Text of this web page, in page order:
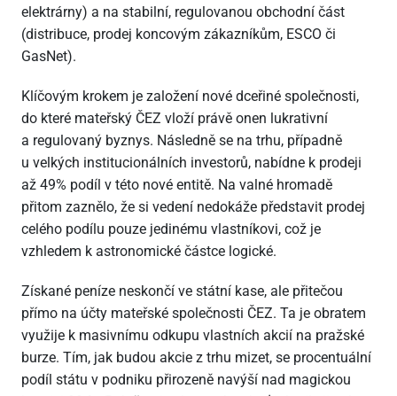
elektrárny) a na stabilní, regulovanou obchodní část
(distribuce, prodej koncovým zákazníkům, ESCO či
GasNet).
Klíčovým krokem je založení nové dceřiné společnosti,
do které mateřský ČEZ vloží právě onen lukrativní
a regulovaný byznys. Následně se na trhu, případně
u velkých institucionálních investorů, nabídne k prodeji
až 49% podíl v této nové entitě. Na valné hromadě
přitom zaznělo, že si vedení nedokáže představit prodej
celého podílu pouze jedinému vlastníkovi, což je
vzhledem k astronomické částce logické.
Získané peníze neskončí ve státní kase, ale přitečou
přímo na účty mateřské společnosti ČEZ. Ta je obratem
využije k masivnímu odkupu vlastních akcií na pražské
burze. Tím, jak budou akcie z trhu mizet, se procentuální
podíl státu v podniku přirozeně navýší nad magickou